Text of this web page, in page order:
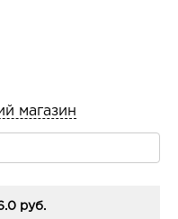
магазин
руб.